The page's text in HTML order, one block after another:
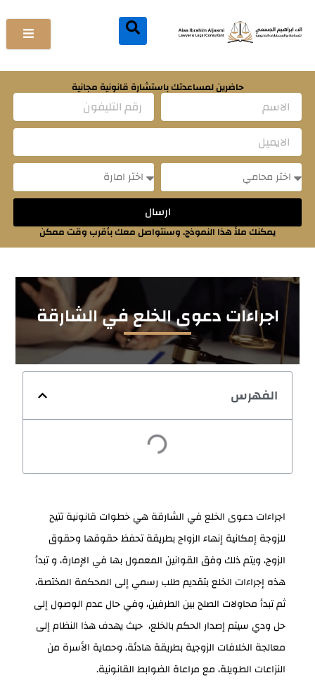
إلى
المحتوى
حاضرين لمساعدتك باستشارة قانونية مجانية
ارسال
يمكنك ملأ هذا النموذج. وسنتواصل معك بأقرب وقت ممكن
اجراءات دعوى الخلع في الشارقة
الفهرس
اجراءات دعوى الخلع في الشارقة هي خطوات قانونية تتيح
للزوجة إمكانية إنهاء الزواج بطريقة تحفظ حقوقها وحقوق
الزوج، ويتم ذلك وفق القوانين المعمول بها في الإمارة، و تبدأ
هذه إجراءات الخلع بتقديم طلب رسمي إلى المحكمة المختصة،
ثم تبدأ محاولات الصلح بين الطرفين، وفي حال عدم الوصول إلى
حل ودي سيتم إصدار الحكم بالخلع، حيث يهدف هذا النظام إلى
معالجة الخلافات الزوجية بطريقة هادئة، وحماية الأسرة من
النزاعات الطويلة، مع مراعاة الضوابط القانونية.